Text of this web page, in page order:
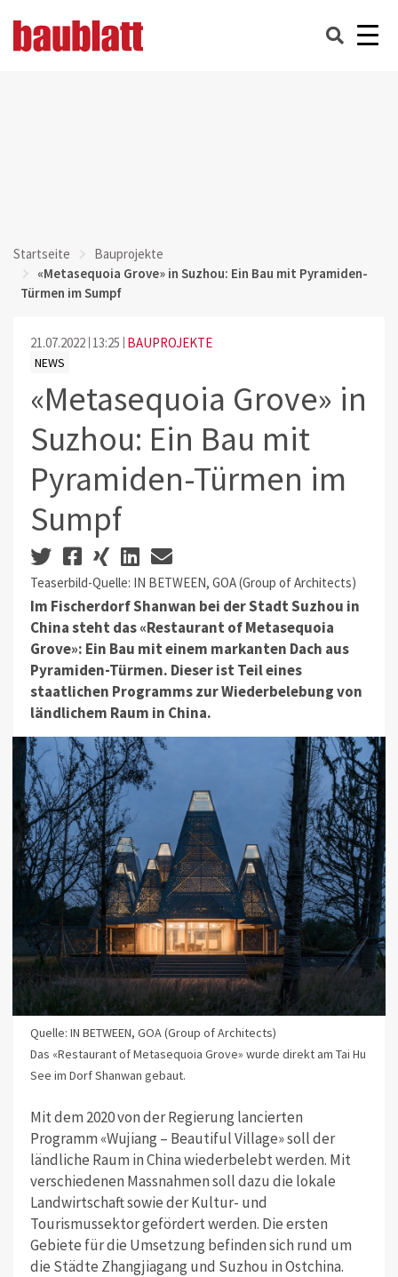
Startseite
Bauprojekte
«Metasequoia Grove» in Suzhou: Ein Bau mit Pyramiden-
Türmen im Sumpf
21.07.2022 13:25 BAUPROJEKTE
NEWS
«Metasequoia Grove» in
Suzhou: Ein Bau mit
Pyramiden-Türmen im
Sumpf
Teaserbild-Quelle: IN BETWEEN, GOA (Group of Architects)
Im Fischerdorf Shanwan bei der Stadt Suzhou in
China steht das «Restaurant of Metasequoia
Grove»: Ein Bau mit einem markanten Dach aus
Pyramiden-Türmen. Dieser ist Teil eines
staatlichen Programms zur Wiederbelebung von
ländlichem Raum in China.
Quelle: IN BETWEEN, GOA (Group of Architects)
Das «Restaurant of Metasequoia Grove» wurde direkt am Tai Hu
See im Dorf Shanwan gebaut.
Mit dem 2020 von der Regierung lancierten
Programm «Wujiang – Beautiful Village» soll der
ländliche Raum in China wiederbelebt werden. Mit
verschiedenen Massnahmen soll dazu die lokale
Landwirtschaft sowie der Kultur- und
Tourismussektor gefördert werden. Die ersten
Gebiete für die Umsetzung befinden sich rund um
die Städte Zhangjiagang und Suzhou in Ostchina.